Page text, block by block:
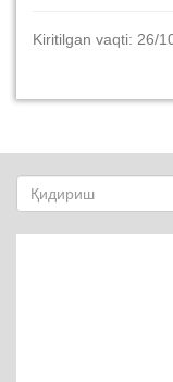
Kiritilgan vaqti: 26/